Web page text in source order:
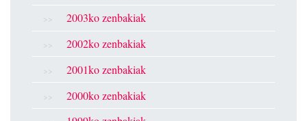
2003ko zenbakiak
2002ko zenbakiak
2001ko zenbakiak
2000ko zenbakiak